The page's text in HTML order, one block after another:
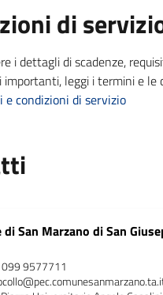
di
i dettagli di scadenze,
importanti, leggi i termini e le
e condizioni di servizio
di San Marzano di San
099 9577711